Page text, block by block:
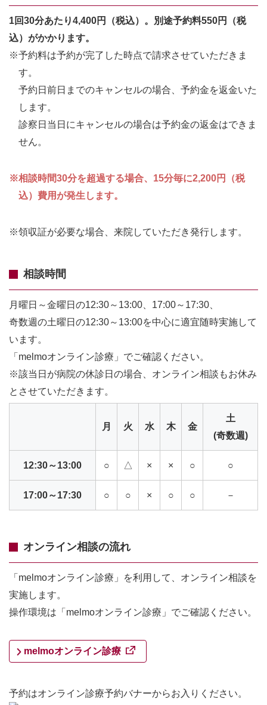
1回30分あたり4,400円（税込）。別途予約料550円（税
込）がかかります。
※予約料は予約が完了した時点で請求させていただきま
す。
予約日前日までのキャンセルの場合、予約金を返金いた
します。
診察日当日にキャンセルの場合は予約金の返金はできま
せん。
※相談時間30分を超過する場合、15分毎に2,200円（税
込）費用が発生します。
※領収証が必要な場合、来院していただき発行します。
相談時間
月曜日～金曜日の12:30～13:00、17:00～17:30、
奇数週の土曜日の12:30～13:00を中心に適宜随時実施して
います。
「melmoオンライン診療」でご確認ください。
※該当日が病院の休診日の場合、オンライン相談もお休み
とさせていただきます。
月 火 水 木 金
土
(奇数週)
12:30～13:00 ○ △ × × ○ ○
17:00～17:30 ○ ○ × ○ ○ －
オンライン相談の流れ
「melmoオンライン診療」を利用して、オンライン相談を
実施します。
操作環境は「melmoオンライン診療」でご確認ください。
melmoオンライン診療
予約はオンライン診療予約バナーからお入りください。